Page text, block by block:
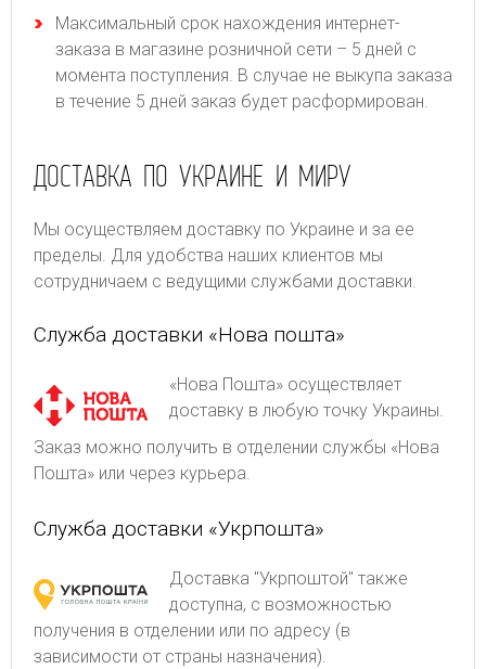
Максимальный срок нахождения интернет-
заказа в магазине розничной сети – 5 дней с
момента поступления. В случае не выкупа заказа
в течение 5 дней заказ будет расформирован.
ДОСТАВКА ПО УКРАИНЕ И МИРУ
Мы осуществляем доставку по Украине и за ее
пределы. Для удобства наших клиентов мы
сотрудничаем с ведущими службами доставки.
Служба доставки «Нова пошта»
«Нова Пошта» осуществляет
доставку в любую точку Украины.
Заказ можно получить в отделении службы «Нова
Пошта» или через курьера.
Служба доставки «Укрпошта»
Доставка "Укрпоштой" также
доступна, с возможностью
получения в отделении или по адресу (в
зависимости от страны назначения).